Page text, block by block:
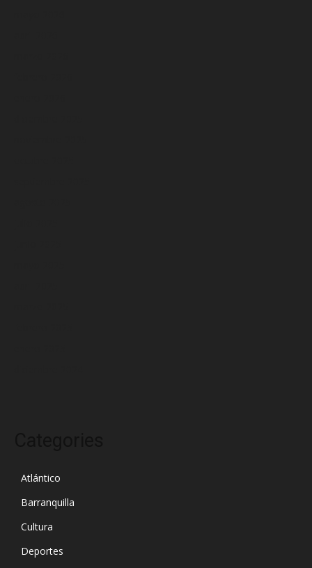
Atlántico
Barranquilla
Cultura
Deportes